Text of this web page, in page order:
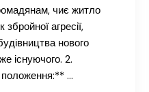
чиє житло
агресії,
нового
існуючого. 2.
положення:** …